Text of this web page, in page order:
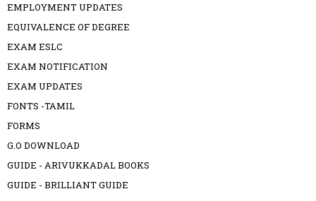
EMPLOYMENT UPDATES
EQUIVALENCE OF DEGREE
EXAM ESLC
EXAM NOTIFICATION
EXAM UPDATES
FONTS -TAMIL
FORMS
G.O DOWNLOAD
GUIDE - ARIVUKKADAL BOOKS
GUIDE - BRILLIANT GUIDE